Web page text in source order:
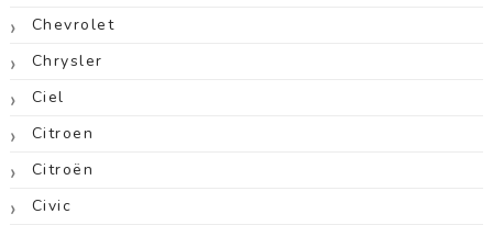
Chevrolet
Chrysler
Ciel
Citroen
Citroën
Civic